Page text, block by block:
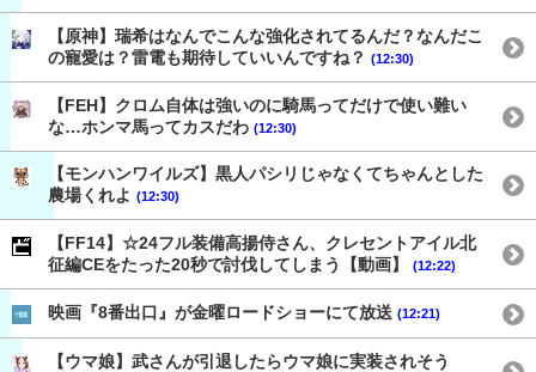
【原神】瑞希はなんでこんな強化されてるんだ？なんだこ
の寵愛は？雷電も期待していいんですね？ (12:30)
【FEH】クロム自体は強いのに騎馬ってだけで使い難い
な…ホンマ馬ってカスだわ (12:30)
【モンハンワイルズ】黒人パシリじゃなくてちゃんとした
農場くれよ (12:30)
【FF14】☆24フル装備高揚侍さん、クレセントアイル北
征編CEをたった20秒で討伐してしまう【動画】
(12:22)
映画『8番出口』が金曜ロードショーにて放送 (12:21)
【ウマ娘】武さんが引退したらウマ娘に実装されそう